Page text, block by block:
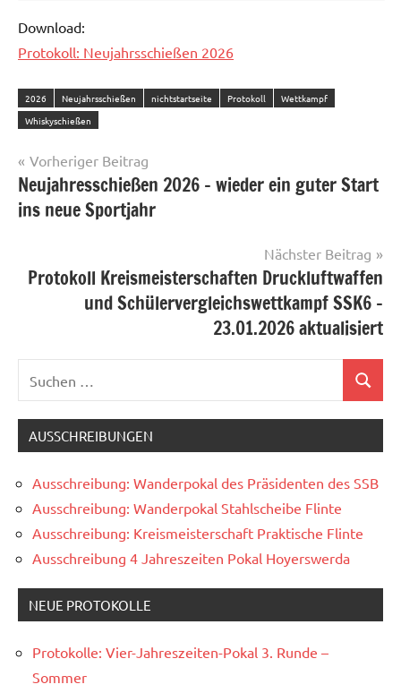
Download:
Protokoll: Neujahrsschießen 2026
2026 Neujahrsschießen nichtstartseite Protokoll
Wettkampf
Whiskyschießen
Beitragsnavigation
Vorheriger Beitrag
Neujahresschießen 2026 – wieder ein guter Start
ins neue Sportjahr
Nächster Beitrag
Protokoll Kreismeisterschaften Druckluftwaffen
und Schülervergleichswettkampf SSK6 –
23.01.2026 aktualisiert
nach:
Suchen
AUSSCHREIBUNGEN
Ausschreibung: Wanderpokal des Präsidenten des SSB
Ausschreibung: Wanderpokal Stahlscheibe Flinte
Ausschreibung: Kreismeisterschaft Praktische Flinte
Ausschreibung 4 Jahreszeiten Pokal Hoyerswerda
NEUE PROTOKOLLE
Protokolle: Vier-Jahreszeiten-Pokal 3. Runde –
Sommer